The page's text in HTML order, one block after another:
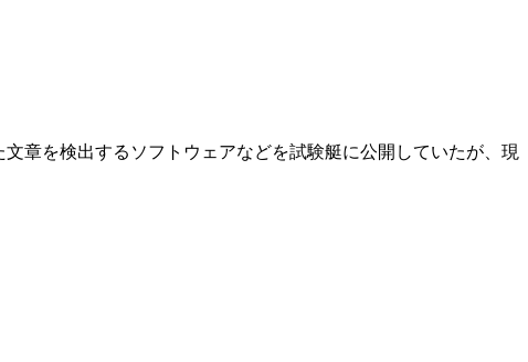
章を検出するソフトウェアなどを試験艇に公開していたが、現